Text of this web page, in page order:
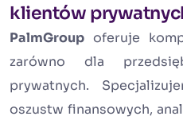
klientów
PalmGroup oferuje
zarówno dla
prywatnych.
oszustw finansowych,